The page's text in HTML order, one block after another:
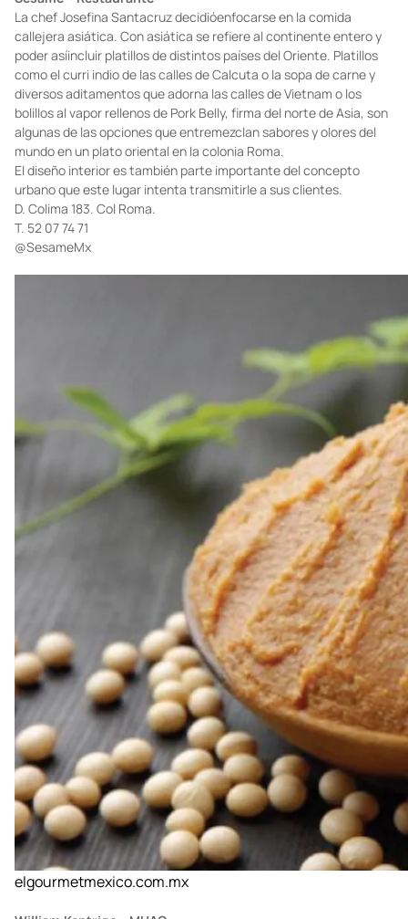
ESTE FIN EN DF
Para quienes se quedan en la Ciudad de Mé xico, nunca podría
faltar un restaurante, una exposició n y un bar para amenizar el fin
de semana.
Sesámé – Restaurante
La chef Josefina Santacruz decidióenfocarse en la comida
callejera asiática. Con asiática se refiere al continente entero y
poder asíincluir platillos de distintos países del Oriente. Platillos
como el curri indio de las calles de Calcuta o la sopa de carne y
diversos aditamentos que adorna las calles de Vietnam o los
bolillos al vapor rellenos de Pork Belly, firma del norte de Asia, son
algunas de las opciones que entremezclan sabores y olores del
mundo en un plato oriental en la colonia Roma.